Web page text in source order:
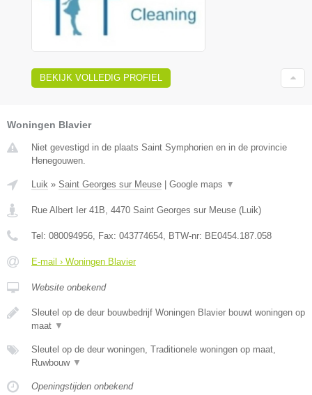
BEKIJK VOLLEDIG PROFIEL
Woningen Blavier
Niet gevestigd in de plaats Saint Symphorien en in de provincie
Henegouwen.
Luik » Saint Georges sur Meuse Google maps ▼
Rue Albert Ier 41B 4470 Saint Georges sur Meuse ( Luik)
Tel: 080094956 , Fax: 043774654 , BTW-nr: BE0454.187.058
E-mail › Woningen Blavier
Website onbekend
Sleutel op de deur bouwbedrijf Woningen Blavier bouwt woningen op
maat ▼
Sleutel op de deur woningen, Traditionele woningen op maat,
Ruwbouw ▼
Openingstijden onbekend